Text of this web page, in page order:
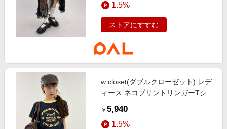
1.5%
ストアにすすむ
w closet(ダブルクローゼット) レデ
ィース ネコプリントリンガーTシャ
￥ 5,940
1.5%